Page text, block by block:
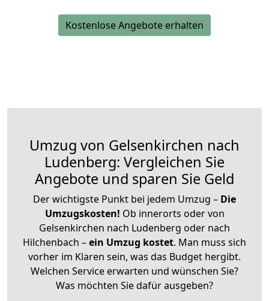
Kostenlose Angebote erhalten
Umzug von Gelsenkirchen nach
Ludenberg: Vergleichen Sie
Angebote und sparen Sie Geld
Der wichtigste Punkt bei jedem Umzug – Die
Umzugskosten! Ob innerorts oder von
Gelsenkirchen nach Ludenberg oder nach
Hilchenbach –ein Umzug kostet. Man muss sich
vorher im Klaren sein, was das Budget hergibt.
Welchen Service erwarten und wünschen Sie?
Was möchten Sie dafür ausgeben?